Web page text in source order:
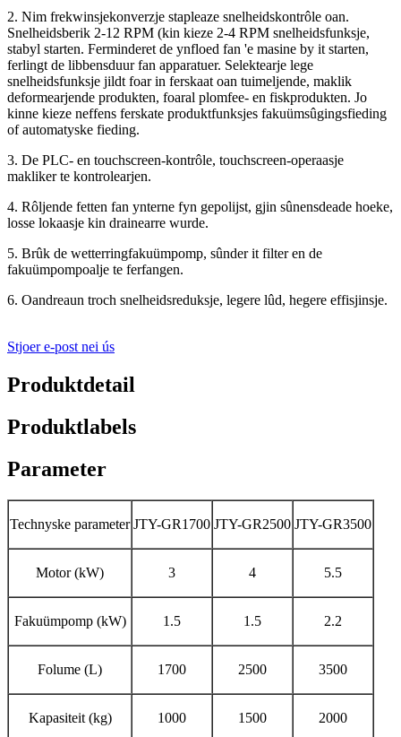
2. Nim frekwinsjekonverzje stapleaze snelheidskontrôle oan.
Snelheidsberik 2-12 RPM (kin kieze 2-4 RPM snelheidsfunksje,
stabyl starten. Ferminderet de ynfloed fan 'e masine by it starten,
ferlingt de libbensduur fan apparatuer. Selektearje lege
snelheidsfunksje jildt foar in ferskaat oan tuimeljende, maklik
deformearjende produkten, foaral plomfee- en fiskprodukten. Jo
kinne kieze neffens ferskate produktfunksjes fakuümsûgingsfieding
of automatyske fieding.
3. De PLC- en touchscreen-kontrôle, touchscreen-operaasje
makliker te kontrolearjen.
4. Rôljende fetten fan ynterne fyn gepolijst, gjin sûnensdeade hoeke,
losse lokaasje kin drainearre wurde.
5. Brûk de wetterringfakuümpomp, sûnder it filter en de
fakuümpompoalje te ferfangen.
6. Oandreaun troch snelheidsreduksje, legere lûd, hegere effisjinsje.
Stjoer e-post nei ús
Produktdetail
Produktlabels
Parameter
Technyske parameter JTY-GR1700 JTY-GR2500 JTY-GR3500
Motor (kW) 3 4 5.5
Fakuümpomp (kW) 1.5 1.5 2.2
Folume (L) 1700 2500 3500
Kapasiteit (kg) 1000 1500 2000